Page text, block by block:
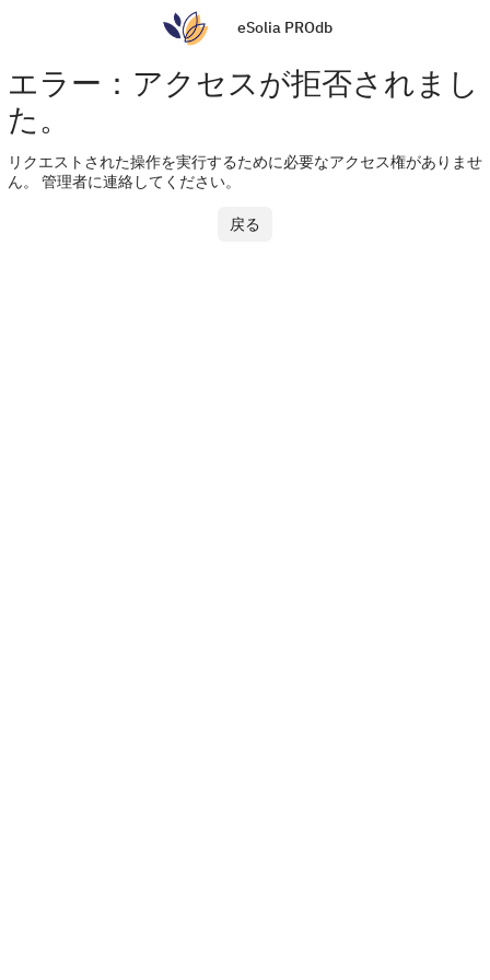
eSolia PROdb
エラー：アクセスが拒否されまし
た。
リクエストされた操作を実行するために必要なアクセス権がありませ
ん。 管理者に連絡してください。
戻る